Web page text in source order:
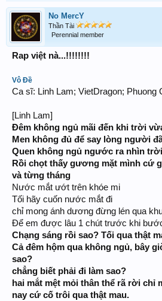
No MercY
Thần Tài
Perennial member
Rap việt nà...!!!!!!!!
Vô Đề
Ca sĩ: Linh Lam; VietDragon; Phuong
[Linh Lam]
Đêm không ngủ mãi đến khi trời
Men không đủ để say lòng người
Quen không ngủ ngước ra nhìn
Rồi chọt thấy gương mặt mình cứ
và từng tháng
Nước mắt ướt trên khóe mi
Tối hãy cuốn nước mắt đi
chỉ mong ánh dương đừng lén qua
Để em được lâu 1 chút trước khi
Chạng sáng rồi sao? Tối qua thật
Cả đêm hộm qua không ngủ, bây
sao?
chẳng biết phải đi làm sao?
hai mắt mệt mỏi thân thể rã rời chỉ
nay cứ cố trôi qua thật mau.